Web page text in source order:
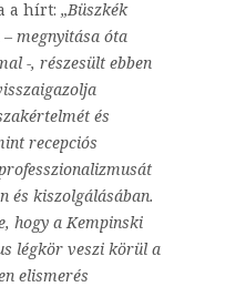
a hírt: „Büszkék
megnyitása óta
-, részesült ebben
és
recepciós
és kiszolgálásában.
hogy a Kempinski
légkör veszi körül a
elismerés